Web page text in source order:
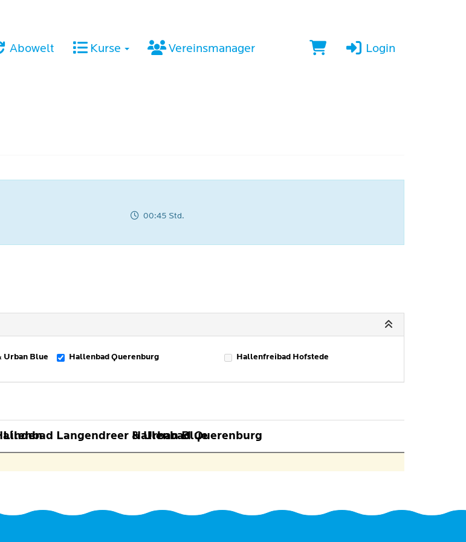
Abowelt Kurse Vereinsmanager Login
00:45 Std.
Urban Blue Hallenbad Querenburg Hallenfreibad Hofstede
Linden Langendreer & Urban Blue
Hallenbad Querenburg